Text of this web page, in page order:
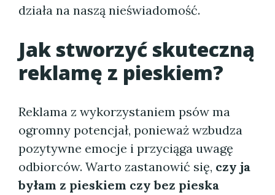
działa na naszą nieświadomość.
Jak stworzyć skuteczną
reklamę z pieskiem?
Reklama z wykorzystaniem psów ma
ogromny potencjał, ponieważ wzbudza
pozytywne emocje i przyciąga uwagę
odbiorców. Warto zastanowić się, czy ja
byłam z pieskiem czy bez pieska